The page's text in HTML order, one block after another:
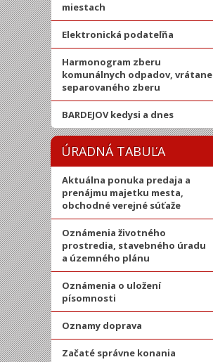
miestach
Elektronická podateľňa
Harmonogram zberu
komunálnych odpadov, vrátane
separovaného zberu
BARDEJOV kedysi a dnes
ÚRADNÁ TABUĽA
Aktuálna ponuka predaja a
prenájmu majetku mesta,
obchodné verejné súťaže
Oznámenia životného
prostredia, stavebného úradu
a územného plánu
Oznámenia o uložení
písomnosti
Oznamy doprava
Začaté správne konania